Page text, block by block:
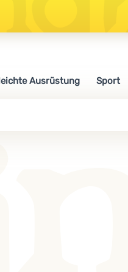
Ausrüstung Sport